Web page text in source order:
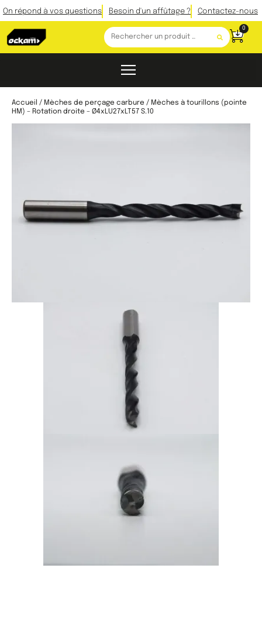
On répond à vos questions Besoin d'un affûtage ? Contactez-nous
0
Accueil / Mèches de perçage carbure / Mèches à tourillons (pointe
HM) – Rotation droite – Ø4xLU27xLT57 S.10